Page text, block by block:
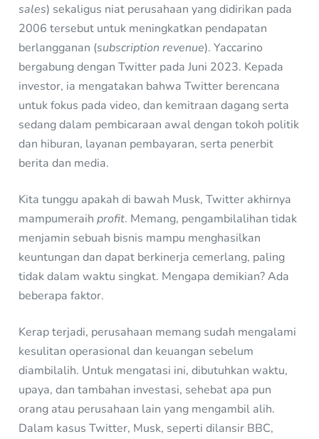
sales) sekaligus niat perusahaan yang didirikan pada
2006 tersebut untuk meningkatkan pendapatan
berlangganan (subscription revenue). Yaccarino
bergabung dengan Twitter pada Juni 2023. Kepada
investor, ia mengatakan bahwa Twitter berencana
untuk fokus pada video, dan kemitraan dagang serta
sedang dalam pembicaraan awal dengan tokoh politik
dan hiburan, layanan pembayaran, serta penerbit
berita dan media.
Kita tunggu apakah di bawah Musk, Twitter akhirnya
mampumeraihprofit. Memang, pengambilalihan tidak
menjamin sebuah bisnis mampu menghasilkan
keuntungan dan dapat berkinerja cemerlang, paling
tidak dalam waktu singkat. Mengapa demikian? Ada
beberapa faktor.
Kerap terjadi, perusahaan memang sudah mengalami
kesulitan operasional dan keuangan sebelum
diambilalih. Untuk mengatasi ini, dibutuhkan waktu,
upaya, dan tambahan investasi, sehebat apa pun
orang atau perusahaan lain yang mengambil alih.
Dalam kasus Twitter, Musk, seperti dilansir BBC,